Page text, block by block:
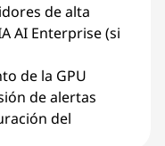
de alta
AI Enterprise (si
de la GPU
de alertas
del